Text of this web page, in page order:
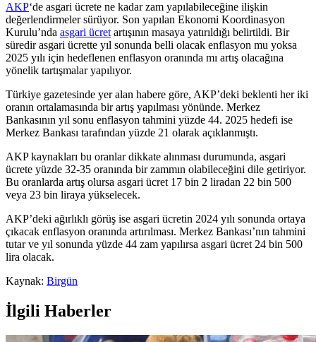
AKP‘de asgari ücrete ne kadar zam yapılabileceğine ilişkin
değerlendirmeler sürüyor. Son yapılan Ekonomi Koordinasyon
Kurulu’nda asgari ücretartışının masaya yatırıldığı belirtildi. Bir
süredir asgari ücrette yıl sonunda belli olacak enflasyon mu yoksa
2025 yılı için hedeflenen enflasyon oranında mı artış olacağına
yönelik tartışmalar yapılıyor.
Türkiye gazetesinde yer alan habere göre, AKP’deki beklenti her iki
oranın ortalamasında bir artış yapılması yönünde. Merkez
Bankasının yıl sonu enflasyon tahmini yüzde 44. 2025 hedefi ise
Merkez Bankası tarafından yüzde 21 olarak açıklanmıştı.
AKP kaynakları bu oranlar dikkate alınması durumunda, asgari
ücrete yüzde 32-35 oranında bir zammın olabileceğini dile getiriyor.
Bu oranlarda artış olursa asgari ücret 17 bin 2 liradan 22 bin 500
veya 23 bin liraya yükselecek.
AKP’deki ağırlıklı görüş ise asgari ücretin 2024 yılı sonunda ortaya
çıkacak enflasyon oranında artırılması. Merkez Bankası’nın tahmini
tutar ve yıl sonunda yüzde 44 zam yapılırsa asgari ücret 24 bin 500
lira olacak.
Kaynak: Birgün
İlgili Haberler